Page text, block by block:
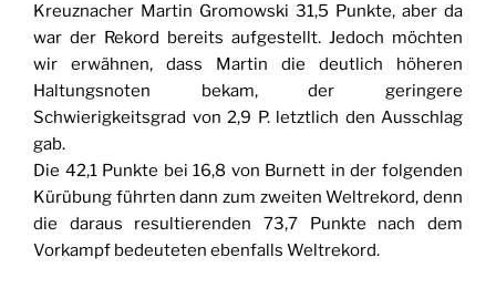
Kreuznacher Martin Gromowski 31,5 Punkte, aber da
war der Rekord bereits aufgestellt. Jedoch möchten
wir erwähnen, dass Martin die deutlich höheren
Haltungsnoten bekam, der geringere
Schwierigkeitsgrad von 2,9 P. letztlich den Ausschlag
gab.
Die 42,1 Punkte bei 16,8 von Burnett in der folgenden
Kürübung führten dann zum zweiten Weltrekord, denn
die daraus resultierenden 73,7 Punkte nach dem
Vorkampf bedeuteten ebenfalls Weltrekord.